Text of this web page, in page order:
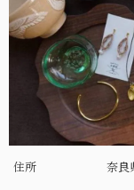
住所 奈良